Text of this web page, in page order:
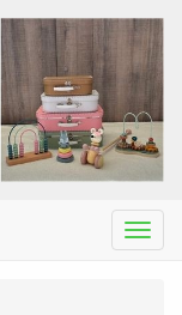
Menu